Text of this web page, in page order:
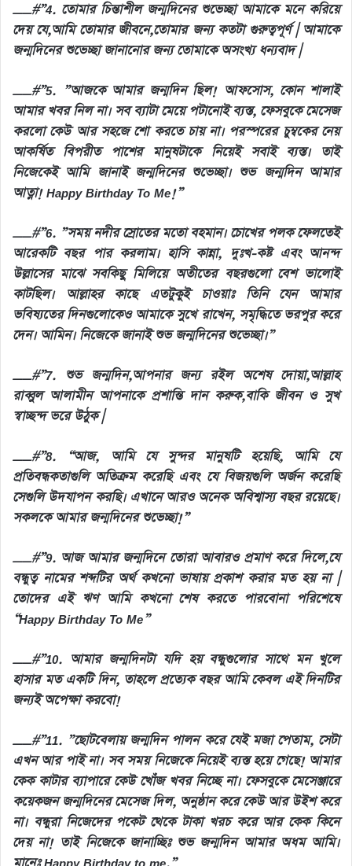
__#”4. তোমার চিন্তাশীল জন্মদিনের শুভেচ্ছা আমাকে মনে করিয়ে
দেয় যে,আমি তোমার জীবনে,তোমার জন্য কতটা গুরুত্বপূর্ণ | আমাকে
জন্মদিনের শুভেচ্ছা জানানোর জন্য তোমাকে অসংখ্য ধন্যবাদ |
__#”5. ”আজকে আমার জন্মদিন ছিল! আফসোস, কোন শালাই
আমার খবর নিল না। সব ব্যাটা মেয়ে পটানোই ব্যস্ত, ফেসবুকে মেসেজ
করলো কেউ আর সহজে শো করতে চায় না। পরস্পরের চুম্বকের নেয়
আকর্ষিত বিপরীত পাশের মানুষটাকে নিয়েই সবাই ব্যস্ত। তাই
নিজেকেই আমি জানাই জন্মদিনের শুভেচ্ছা। শুভ জন্মদিন আমার
আত্না! Happy Birthday To Me!”
__#”6. ”সময় নদীর স্রোতের মতো বহমান। চোখের পলক ফেলতেই
আরেকটি বছর পার করলাম। হাসি কান্না, দুঃখ-কষ্ট এবং আনন্দ
উল্লাসের মাঝে সবকিছু মিলিয়ে অতীতের বছরগুলো বেশ ভালোই
কাটছিল। আল্লাহর কাছে এতটুকুই চাওয়াঃ তিনি যেন আমার
ভবিষ্যতের দিনগুলোকেও আমাকে সুখে রাখেন, সমৃদ্ধিতে ভরপুর করে
দেন। আমিন। নিজেকে জানাই শুভ জন্মদিনের শুভেচ্ছা।”
__#”7. শুভ জন্মদিন,আপনার জন্য রইল অশেষ দোয়া,আল্লাহ
রাব্বুল আলামীন আপনাকে প্রশান্তি দান করুক,বাকি জীবন ও সুখ
স্বাচ্ছন্দ ভরে উঠুক |
__#”8. “আজ, আমি যে সুন্দর মানুষটি হয়েছি, আমি যে
প্রতিবন্ধকতাগুলি অতিক্রম করেছি এবং যে বিজয়গুলি অর্জন করেছি
সেগুলি উদযাপন করছি। এখানে আরও অনেক অবিশ্বাস্য বছর রয়েছে।
সকলকে আমার জন্মদিনের শুভেচ্ছা!”
__#”9. আজ আমার জন্মদিনে তোরা আবারও প্রমাণ করে দিলে,যে
বন্ধুত্ব নামের শব্দটির অর্থ কখনো ভাষায় প্রকাশ করার মত হয় না |
তোদের এই ঋণ আমি কখনো শেষ করতে পারবোনা পরিশেষে
“Happy Birthday To Me”
__#”10. আমার জন্মদিনটা যদি হয় বন্ধুগুলোর সাথে মন খুলে
হাসার মত একটি দিন, তাহলে প্রত্যেক বছর আমি কেবল এই দিনটির
জন্যই অপেক্ষা করবো!
__#”11. ”ছোটবেলায় জন্মদিন পালন করে যেই মজা পেতাম, সেটা
এখন আর পাই না। সব সময় নিজেকে নিয়েই ব্যস্ত হয়ে গেছে! আমার
কেক কাটার ব্যাপারে কেউ খোঁজ খবর নিচ্ছে না। ফেসবুকে মেসেঞ্জারে
কয়েকজন জন্মদিনের মেসেজ দিল, অনুষ্ঠান করে কেউ আর উইশ করে
না। বন্ধুরা নিজেদের পকেট থেকে টাকা খরচ করে আর কেক কিনে
দেয় না! তাই নিজেকে জানাচ্ছিঃ শুভ জন্মদিন আমার অধম আমি।